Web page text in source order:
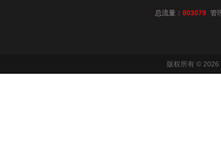
总流量： 803079 管
版权所有 ©